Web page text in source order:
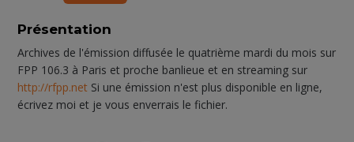
Présentation
Archives de l'émission diffusée le quatrième mardi du mois sur
FPP 106.3 à Paris et proche banlieue et en streaming sur
http://rfpp.net Si une émission n'est plus disponible en ligne,
écrivez moi et je vous enverrais le fichier.